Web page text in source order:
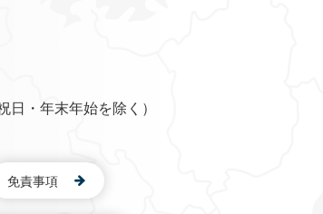
・年末年始を除く）
免責事項